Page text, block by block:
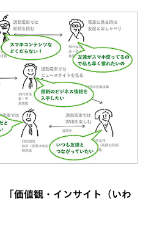
「価値観・インサイト（いわ